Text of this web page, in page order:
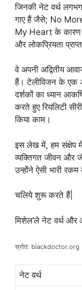
जिनकी नेट वर्थ
गाए हैं जैसे; No
My Heart के कारण वे
और लोकप्रियता
वे अपनी अद्वितीय
हैं। टेलीविजन के एक
दर्शकों का ध्यान
करते हुए रियलिटी
किया काम।
इस लेख में, हम संक्षेप
व्यक्तिगत जीवन और
उन्होंने ऐसी भारी
चलिये शुरू करते हैं|
मिशेल’ले नेट वर्थ और
स्रोत: blackdoctor.org
नेट वर्थ